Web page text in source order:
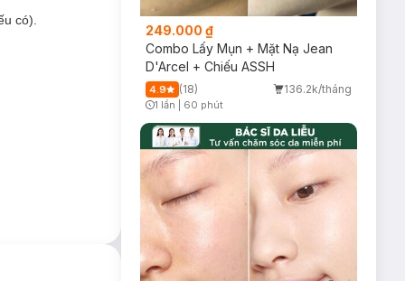
dưỡng ẩm
có).
249.000 ₫
Combo Lấy Mụn + Mặt Nạ Jean
D'Arcel + Chiếu ASSH
4.9 (18) 136.2k/tháng
1 lần 60 phút